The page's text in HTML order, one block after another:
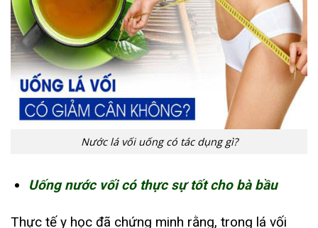
Nước lá vối uống có tác dụng gì?
Uống nước vối có thực sự tốt cho bà bầu
Thực tế y học đã chứng minh rằng, trong lá vối